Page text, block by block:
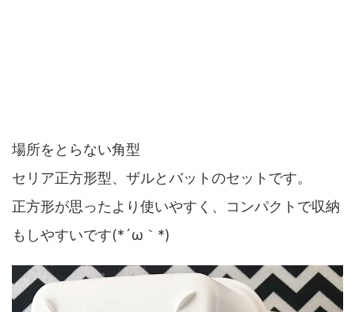
場所をとらない角型
セリア正方形型、ザルとバットのセットです。
正方形が思ったより使いやすく、コンパクトで収納
もしやすいです(*´ω｀*)